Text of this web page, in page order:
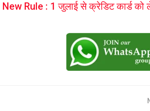
New Rule : 1 जुलाई से क्रेडिट कार्ड को